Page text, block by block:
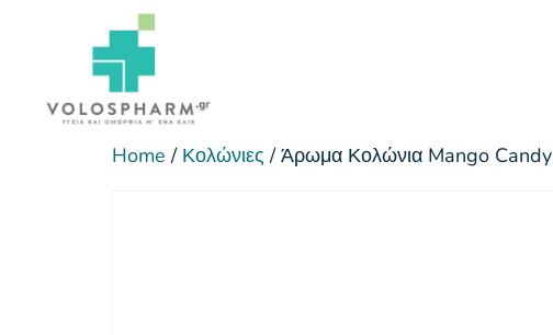
Home / Κολώνιες / Άρωμα Κολώνια Mango Candy